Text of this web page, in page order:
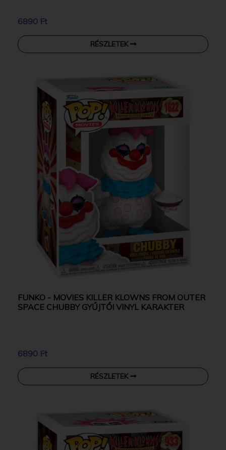
6890 Ft
RÉSZLETEK
FUNKO - MOVIES KILLER KLOWNS FROM OUTER
SPACE CHUBBY GYŰJTŐI VINYL KARAKTER
6890 Ft
RÉSZLETEK